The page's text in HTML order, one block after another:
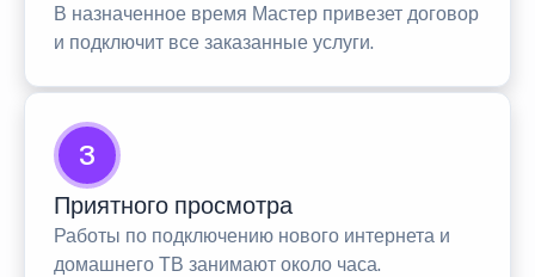
В назначенное время Мастер привезет договор
и подключит все заказанные услуги.
3
Приятного просмотра
Работы по подключению нового интернета и
домашнего ТВ занимают около часа.